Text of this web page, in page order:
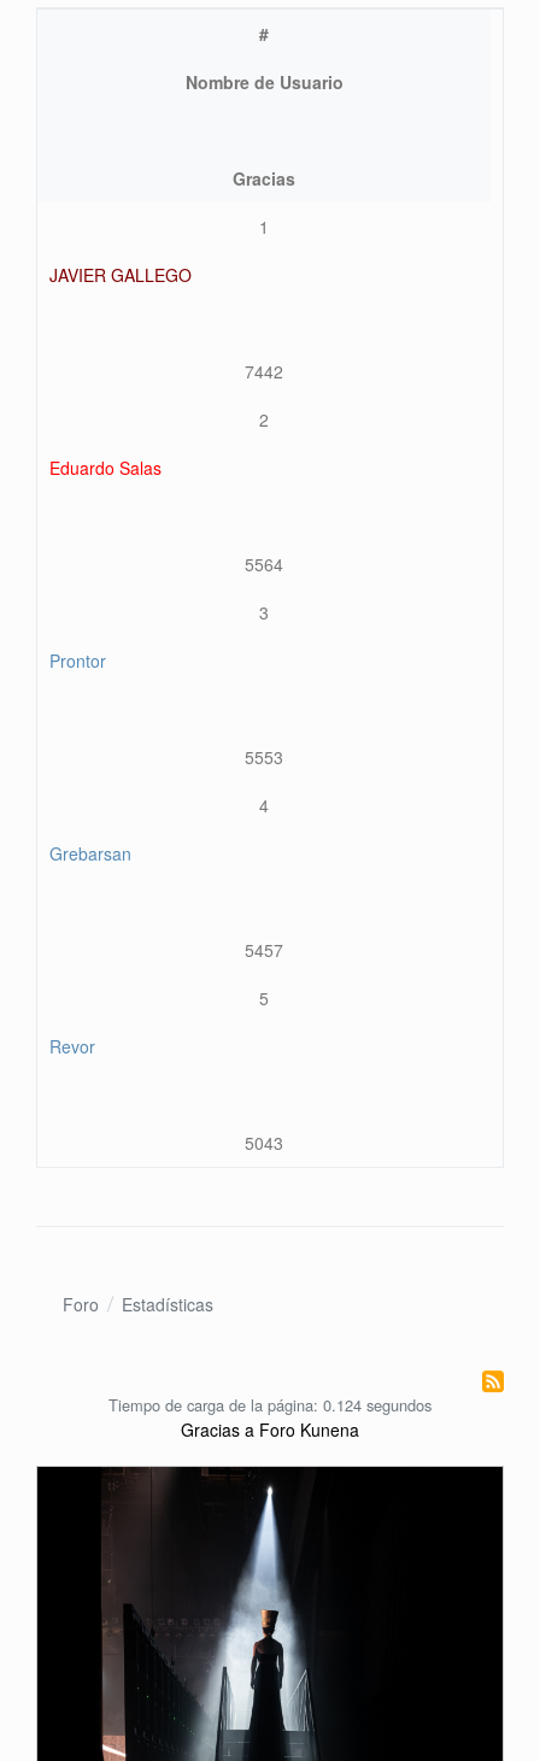
#
Nombre de Usuario
Gracias
1
JAVIER GALLEGO
7442
2
Eduardo Salas
5564
3
Prontor
5553
4
Grebarsan
5457
5
Revor
5043
Foro Estadísticas
Tiempo de carga de la página: 0.124 segundos
Gracias a Foro Kunena